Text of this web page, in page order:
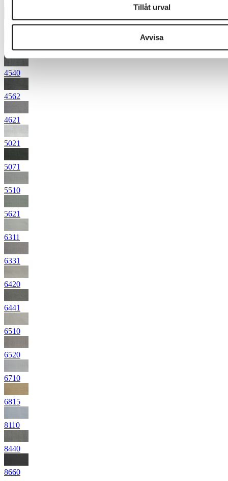
Tillåt urval
Avvisa
4472
4531
4540
4562
4621
5021
5071
5510
5621
6311
6331
6420
6441
6510
6520
6710
6815
8110
8440
8660